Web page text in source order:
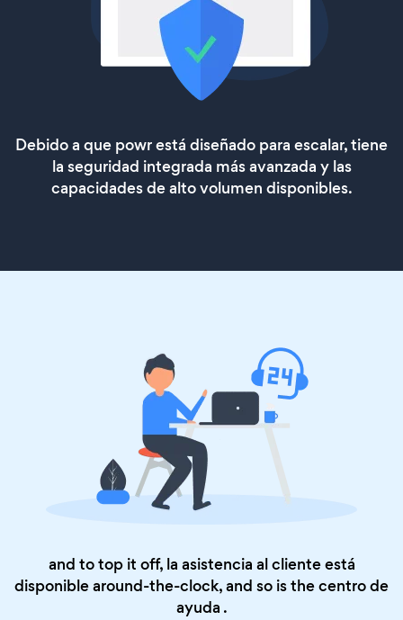
Debido a que powr está diseñado para escalar, tiene
la seguridad integrada más avanzada y las
capacidades de alto volumen disponibles.
and to top it off, la asistencia al cliente está
disponible around-the-clock, and so is thecentro de
ayuda .